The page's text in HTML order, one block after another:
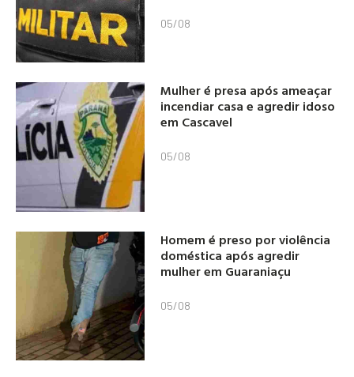
05/08
Mulher é presa após ameaçar
incendiar casa e agredir idoso
em Cascavel
05/08
Homem é preso por violência
doméstica após agredir
mulher em Guaraniaçu
05/08